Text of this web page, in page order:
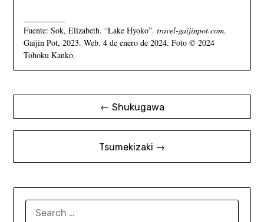
Fuente: Sok, Elizabeth. “Lake Hyoko”. travel-gaijinpot.com.
Gaijin Pot, 2023. Web. 4 de enero de 2024. Foto © 2024
Tohoku Kanko.
← Shukugawa
Tsumekizaki →